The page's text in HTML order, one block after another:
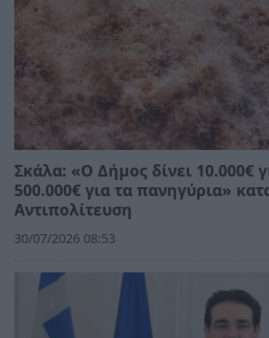
Σκάλα: «Ο Δήμος δίνει 10.000€
500.000€ για τα πανηγύρια»
Αντιπολίτευση
30/07/2026 08:53